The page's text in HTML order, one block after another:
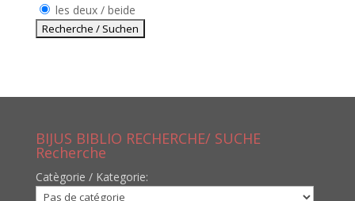
les deux / beide
BIJUS BIBLIO RECHERCHE/ SUCHE
Recherche
Catègorie / Kategorie: